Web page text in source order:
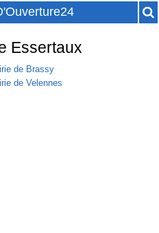
Essertaux
de Brassy
de Velennes